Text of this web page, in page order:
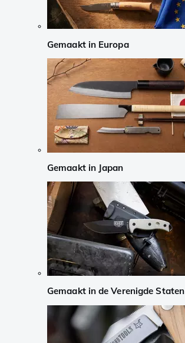
Gemaakt in Europa
Gemaakt in Japan
Gemaakt in de Verenigde Staten